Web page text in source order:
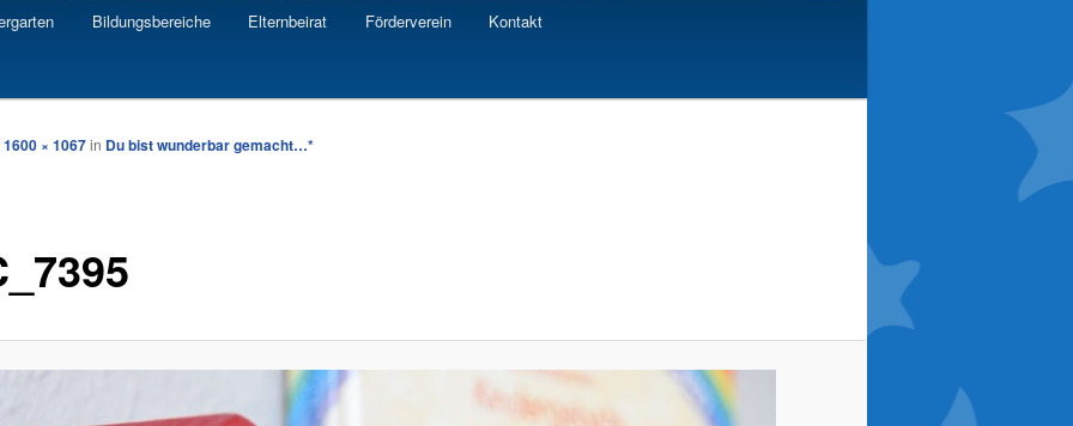
Bildungsbereiche Elternbeirat Förderverein Kontakt
1600 × 1067in Du bist wunderbar gemacht…*